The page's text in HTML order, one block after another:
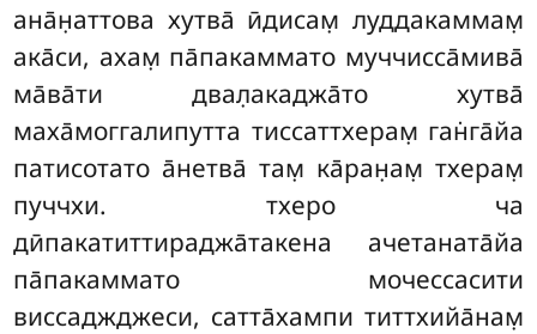
ана̄н̣аттова хутва̄ ӣдисам̣ луддакаммам̣
ака̄си, ахам̣ па̄пакаммато муччисса̄мива̄
ма̄ва̄ти двал̣акаджа̄то хутва̄
маха̄моггалипутта тиссаттхерам̣ ган̇га̄йа
патисотато а̄нетва̄ там̣ ка̄ран̣ам̣ тхерам̣
пуччхи. тхеро ча
дӣпакатиттираджа̄такена ачетаната̄йа
па̄пакаммато мочессасити
виссаджджеси, сатта̄хампи титтхийа̄нам̣